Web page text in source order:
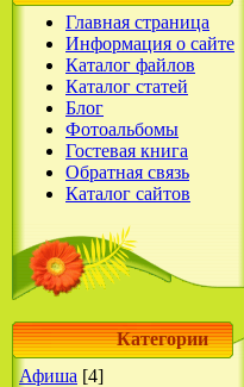
Главная страница
Информация о сайте
Каталог файлов
Каталог статей
Блог
Фотоальбомы
Гостевая книга
Обратная связь
Каталог сайтов
Категории
Афиша [4]